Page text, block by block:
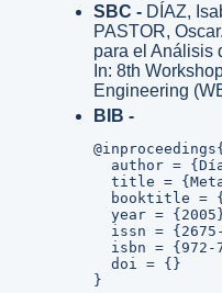
SBC - DÍAZ,
PASTOR,
para el Análisis
In: 8th
Engineering
BIB -
author =
title =
booktitle =
year =
issn =
isbn = {972-
  doi = {}
}